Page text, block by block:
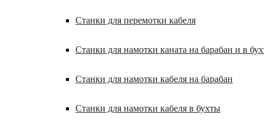
Станки для перемотки кабеля
Станки для намотки каната на барабан и в
Станки для намотки кабеля на барабан
Станки для намотки кабеля в бухты